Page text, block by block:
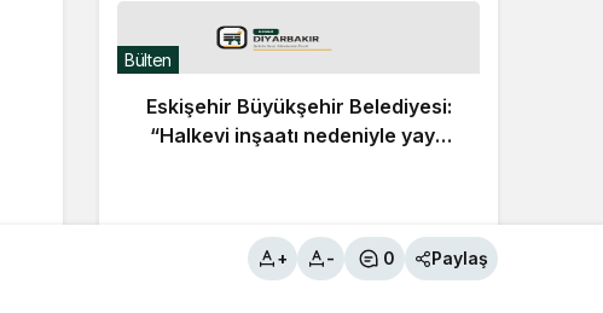
+ - 0 Paylaş
Bülten
Eskişehir Büyükşehir Belediyesi:
“Halkevi inşaatı nedeniyle yaya